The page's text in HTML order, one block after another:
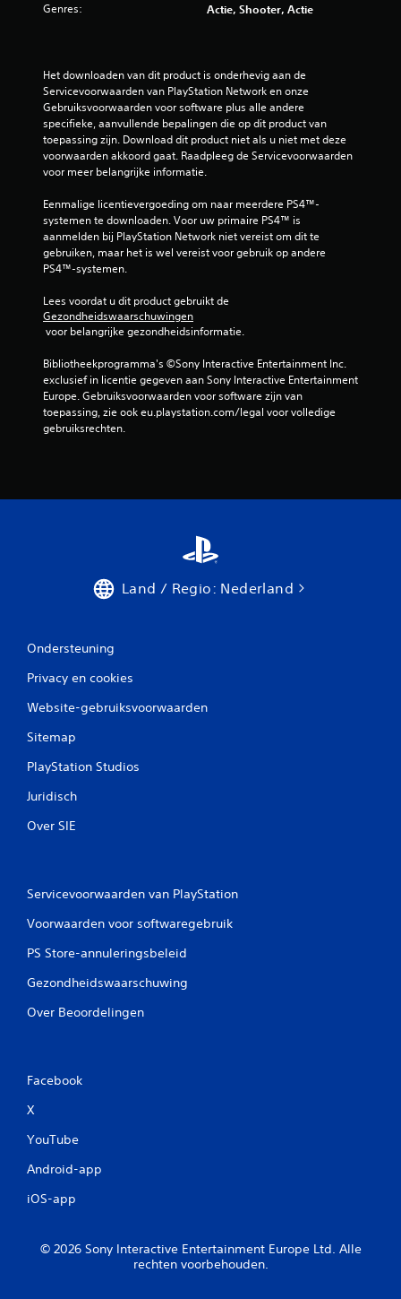
Genres: Actie, Shooter, Actie
Het downloaden van dit product is onderhevig aan de
Servicevoorwaarden van PlayStation Network en onze
Gebruiksvoorwaarden voor software plus alle andere
specifieke, aanvullende bepalingen die op dit product van
toepassing zijn. Download dit product niet als u niet met deze
voorwaarden akkoord gaat. Raadpleeg de Servicevoorwaarden
voor meer belangrijke informatie.
Eenmalige licentievergoeding om naar meerdere PS4™-
systemen te downloaden. Voor uw primaire PS4™ is
aanmelden bij PlayStation Network niet vereist om dit te
gebruiken, maar het is wel vereist voor gebruik op andere
PS4™-systemen.
Lees voordat u dit product gebruikt de
Gezondheidswaarschuwingen
voor belangrijke gezondheidsinformatie.
Bibliotheekprogramma's ©Sony Interactive Entertainment Inc.
exclusief in licentie gegeven aan Sony Interactive Entertainment
Europe. Gebruiksvoorwaarden voor software zijn van
toepassing, zie ook eu.playstation.com/legal voor volledige
gebruiksrechten.
Land / Regio: Nederland
Ondersteuning
Privacy en cookies
Website-gebruiksvoorwaarden
Sitemap
PlayStation Studios
Juridisch
Over SIE
Servicevoorwaarden van PlayStation
Voorwaarden voor softwaregebruik
PS Store-annuleringsbeleid
Gezondheidswaarschuwing
Over Beoordelingen
Facebook
X
YouTube
Android-app
iOS-app
© 2026 Sony Interactive Entertainment Europe Ltd. Alle
rechten voorbehouden.